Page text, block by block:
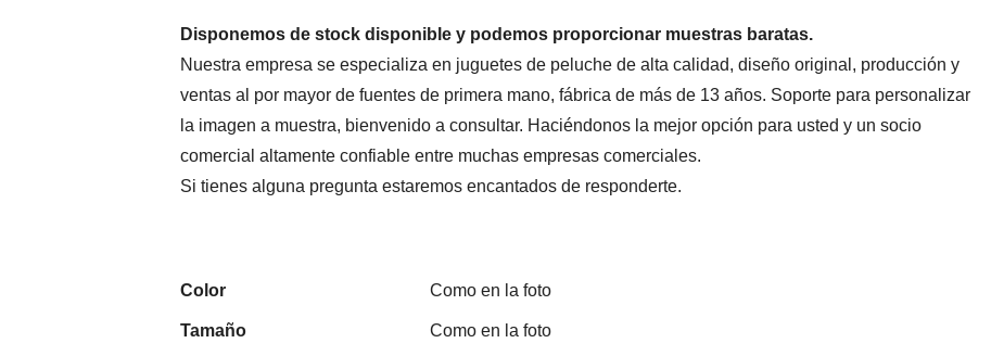
Disponemos de stock disponible y podemos proporcionar muestras baratas.
Nuestra empresa se especializa en juguetes de peluche de alta calidad, diseño original, producción y
ventas al por mayor de fuentes de primera mano, fábrica de más de 13 años. Soporte para personalizar
la imagen a muestra, bienvenido a consultar. Haciéndonos la mejor opción para usted y un socio
comercial altamente confiable entre muchas empresas comerciales.
Si tienes alguna pregunta estaremos encantados de responderte.
Color Como en la foto
Tamaño Como en la foto